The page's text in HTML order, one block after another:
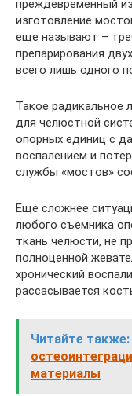
преждевременный
изготовление
еще называют –
препарирования
всего лишь одного
Такое радикальное
для челюстной
опорных единиц с
воспалением и
службы «мостов»
Еще сложнее
любого съемника
ткань челюсти, не
полноценной
хронический
рассасывается
Читайте также:
материалы